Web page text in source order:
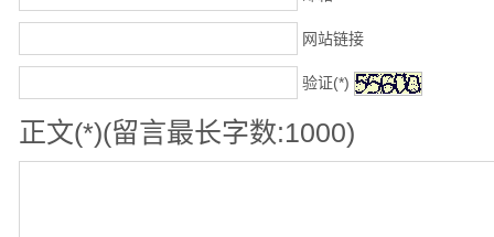
网站链接
验证(*)
正文(*)(留言最长字数:1000)